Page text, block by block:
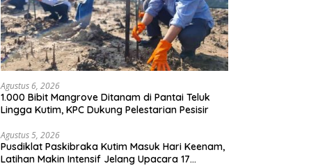
Agustus 6, 2026
1.000 Bibit Mangrove Ditanam di Pantai Teluk
Lingga Kutim, KPC Dukung Pelestarian Pesisir
Agustus 5, 2026
Pusdiklat Paskibraka Kutim Masuk Hari Keenam,
Latihan Makin Intensif Jelang Upacara 17